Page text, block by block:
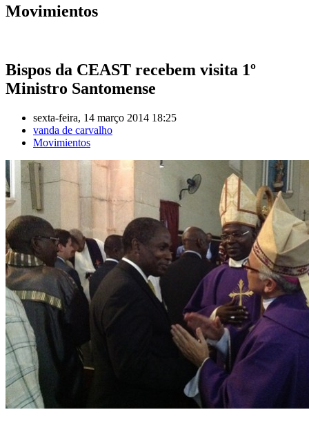
Movimientos
Bispos da CEAST recebem visita 1º
Ministro Santomense
sexta-feira, 14 março 2014 18:25
vanda de carvalho
Movimientos